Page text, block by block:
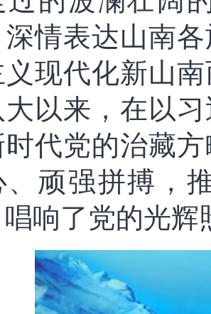
深情表达山南
义现代化新山
以来，在以
代党的治藏
、顽强拼搏，
响了党的光